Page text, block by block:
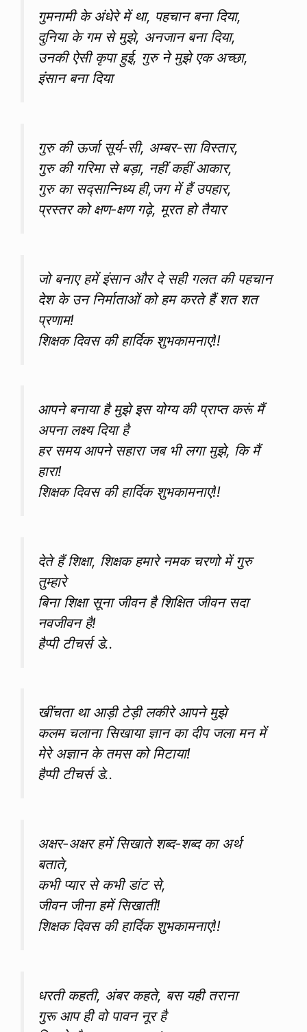
गुमनामी के अंधेरे में था, पहचान बना दिया,
दुनिया के गम से मुझे, अनजान बना दिया,
उनकी ऐसी कृपा हुई, गुरु ने मुझे एक अच्छा,
इंसान बना दिया
गुरु की ऊर्जा सूर्य-सी, अम्बर-सा विस्तार,
गुरु की गरिमा से बड़ा, नहीं कहीं आकार,
गुरु का सद्सान्निध्य ही,जग में हैं उपहार,
प्रस्तर को क्षण-क्षण गढ़े, मूरत हो तैयार
जो बनाए हमें इंसान और दे सही गलत की पहचान
देश के उन निर्माताओं को हम करते हैं शत शत
प्रणाम!
शिक्षक दिवस की हार्दिक शुभकामनाएं!!
आपने बनाया है मुझे इस योग्य की प्राप्त करूं मैं
अपना लक्ष्य दिया है
हर समय आपने सहारा जब भी लगा मुझे, कि मैं
हारा!
शिक्षक दिवस की हार्दिक शुभकामनाएं!!
देते हैं शिक्षा, शिक्षक हमारे नमक चरणो में गुरु
तुम्हारे
बिना शिक्षा सूना जीवन है शिक्षित जीवन सदा
नवजीवन है!
हैप्पी टीचर्स डे..
खींचता था आड़ी टेड़ी लकीरे आपने मुझे
कलम चलाना सिखाया ज्ञान का दीप जला मन में
मेरे अज्ञान के तमस को मिटाया!
हैप्पी टीचर्स डे..
अक्षर-अक्षर हमें सिखाते शब्द-शब्द का अर्थ
बताते,
कभी प्यार से कभी डांट से,
जीवन जीना हमें सिखाती!
शिक्षक दिवस की हार्दिक शुभकामनाएं!!
धरती कहती, अंबर कहते, बस यही तराना
गुरू आप ही वो पावन नूर है